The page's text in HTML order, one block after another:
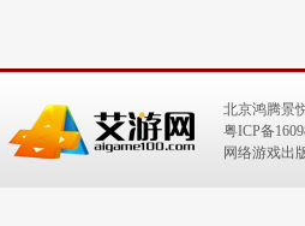
北京鸿腾景
粤ICP备
网络游戏出